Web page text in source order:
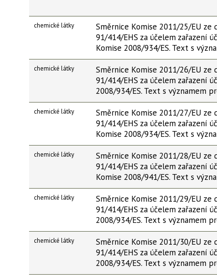
chemické látky
Směrnice Komise 2011/25/EU ze
91/414/EHS za účelem zařazení
Komise 2008/934/ES. Text s
chemické látky
Směrnice Komise 2011/26/EU ze
91/414/EHS za účelem zařazení
2008/934/ES. Text s významem
chemické látky
Směrnice Komise 2011/27/EU ze
91/414/EHS za účelem zařazení
Komise 2008/934/ES. Text s
chemické látky
Směrnice Komise 2011/28/EU ze
91/414/EHS za účelem zařazení
Komise 2008/941/ES. Text s
chemické látky
Směrnice Komise 2011/29/EU ze
91/414/EHS za účelem zařazení
2008/934/ES. Text s významem
chemické látky
Směrnice Komise 2011/30/EU ze
91/414/EHS za účelem zařazení
2008/934/ES. Text s významem